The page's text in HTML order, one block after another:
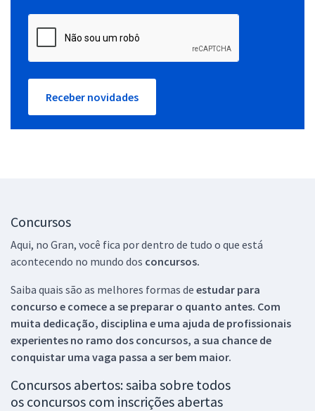
Receber novidades
Concursos
Aqui, no Gran, você fica por dentro de tudo o que está
acontecendo no mundo dos concursos.
Saiba quais são as melhores formas de estudar para
concurso e comece a se preparar o quanto antes. Com
muita dedicação, disciplina e uma ajuda de profissionais
experientes no ramo dos concursos, a sua chance de
conquistar uma vaga passa a ser bem maior.
Concursos abertos: saiba sobre todos
os concursos com inscrições abertas